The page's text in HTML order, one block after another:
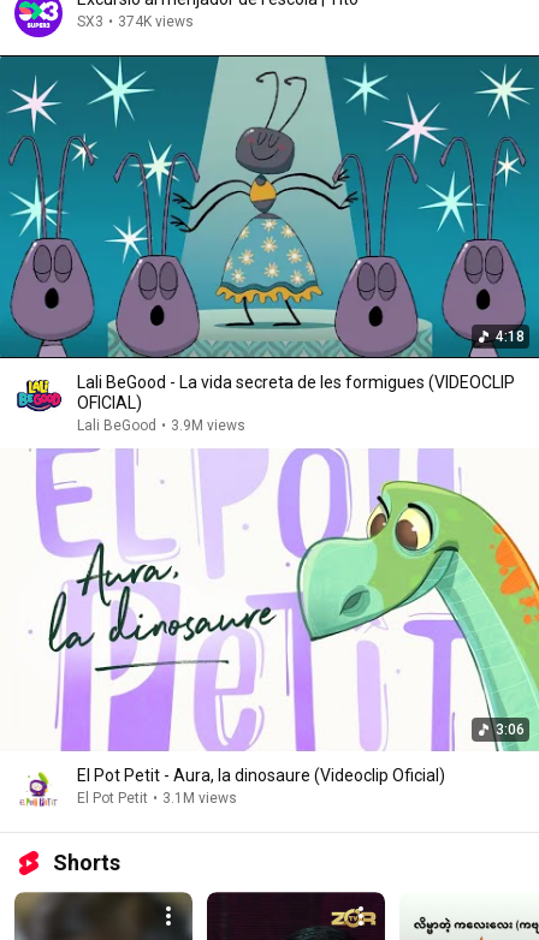
SX3 • 374K views
4:18
Lali BeGood - La vida secreta de les formigues (VIDEOCLIP
OFICIAL)
Lali BeGood • 3.9M views
3:06
El Pot Petit - Aura, la dinosaure (Videoclip Oficial)
El Pot Petit • 3.1M views
Shorts